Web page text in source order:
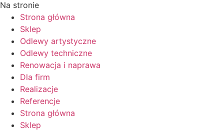
Na stronie
Strona główna
Sklep
Odlewy artystyczne
Odlewy techniczne
Renowacja i naprawa
Dla firm
Realizacje
Referencje
Strona główna
Sklep